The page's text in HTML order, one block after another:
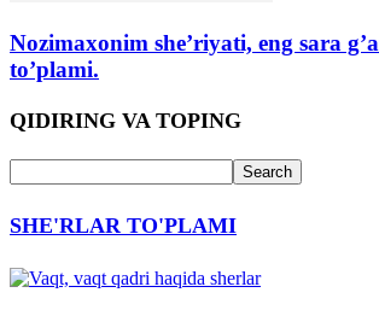
Nozimaxonim she’riyati, eng sara
to’plami.
QIDIRING VA TOPING
SHE'RLAR TO'PLAMI